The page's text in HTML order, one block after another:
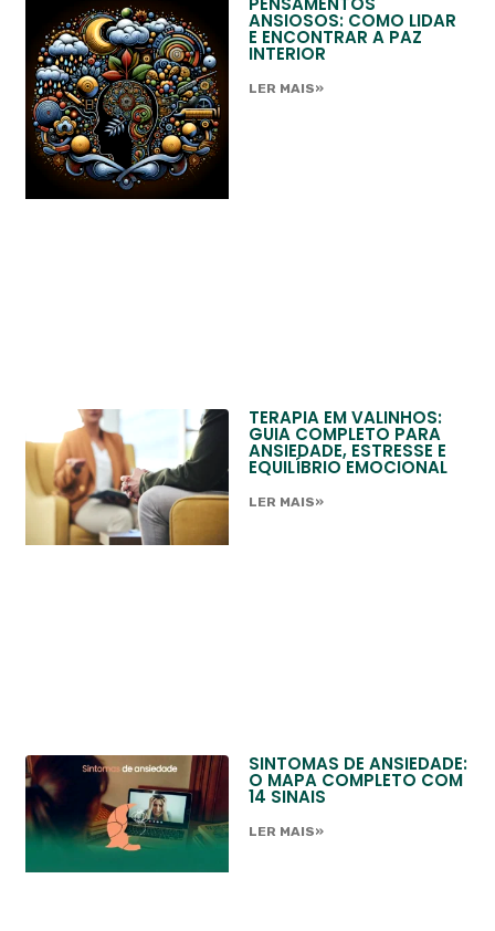
ANSIOSOS: COMO LIDAR
E ENCONTRAR A PAZ
INTERIOR
LER MAIS»
TERAPIA EM VALINHOS:
GUIA COMPLETO PARA
ANSIEDADE, ESTRESSE E
EQUILÍBRIO EMOCIONAL
LER MAIS»
SINTOMAS DE ANSIEDADE:
O MAPA COMPLETO COM
14 SINAIS
LER MAIS»